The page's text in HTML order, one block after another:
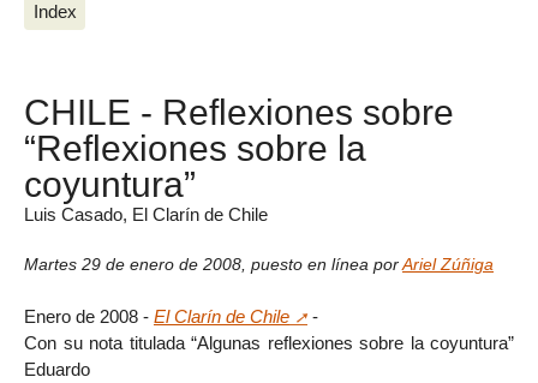
Index
CHILE - Reflexiones sobre
“Reflexiones sobre la
coyuntura”
Luis Casado, El Clarín de Chile
Martes 29 de enero de 2008 puesto en línea por Ariel Zúñiga
Enero de 2008 - El Clarín de Chile
-
Con su nota titulada “Algunas reflexiones sobre la coyuntura”
Eduardo